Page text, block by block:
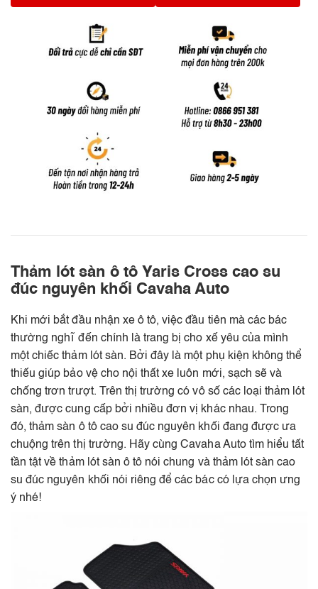
Thảm lót sàn ô tô Yaris Cross cao su
đúc nguyên khối Cavaha Auto
Khi mới bắt đầu nhận xe ô tô, việc đầu tiên mà các bác
thường nghĩ đến chính là trang bị cho xế yêu của mình
một chiếc thảm lót sàn. Bởi đây là một phụ kiện không thể
thiếu giúp bảo vệ cho nội thất xe luôn mới, sạch sẽ và
chống trơn trượt. Trên thị trường có vô số các loại thảm lót
sàn, được cung cấp bởi nhiều đơn vị khác nhau. Trong
đó, thảm sàn ô tô cao su đúc nguyên khối đang được ưa
chuộng trên thị trường. Hãy cùng Cavaha Auto tìm hiểu tất
tần tật về thảm lót sàn ô tô nói chung và thảm lót sàn cao
su đúc nguyên khối nói riêng để các bác có lựa chọn ưng
ý nhé!